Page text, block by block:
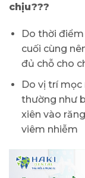
chịu???
Do thời
cuối cùng
đủ chỗ cho
Do vị trí
thường như
xiên vào
viêm nhiễm